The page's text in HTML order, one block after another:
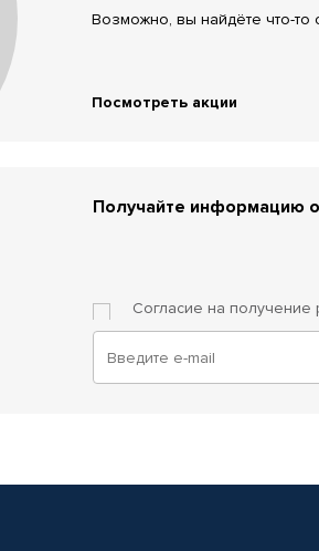
Возможно, вы найдёте что-то
Посмотреть акции
Получайте информацию
Согласие на получение